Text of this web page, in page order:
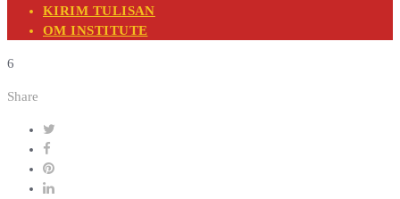
KIRIM TULISAN
OM INSTITUTE
6
Share